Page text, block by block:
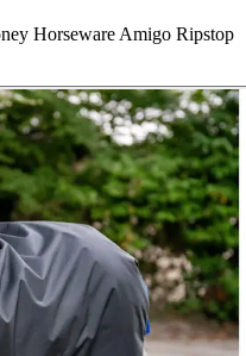
Horseware Amigo Ripstop